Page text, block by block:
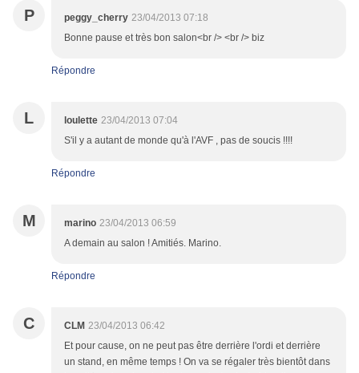
P peggy_cherry 23/04/2013 07:18
Bonne pause et très bon salon<br /> <br /> biz
Répondre
L loulette 23/04/2013 07:04
S'il y a autant de monde qu'à l'AVF , pas de soucis !!!!
Répondre
M marino 23/04/2013 06:59
A demain au salon ! Amitiés. Marino.
Répondre
C CLM 23/04/2013 06:42
Et pour cause, on ne peut pas être derrière l'ordi et derrière
un stand, en même temps ! On va se régaler très bientôt dans